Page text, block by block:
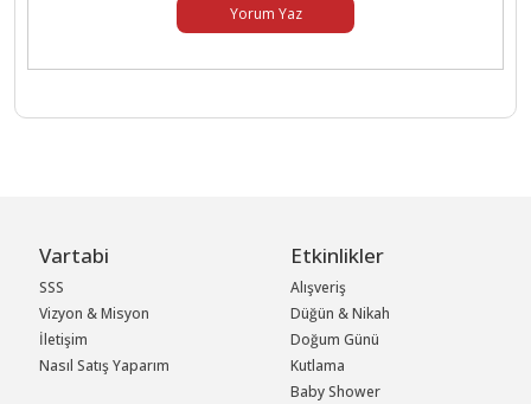
Yorum Yaz
Vartabi
SSS
Vizyon & Misyon
İletişim
Nasıl Satış Yaparım
Etkinlikler
Alışveriş
Düğün & Nikah
Doğum Günü
Kutlama
Baby Shower